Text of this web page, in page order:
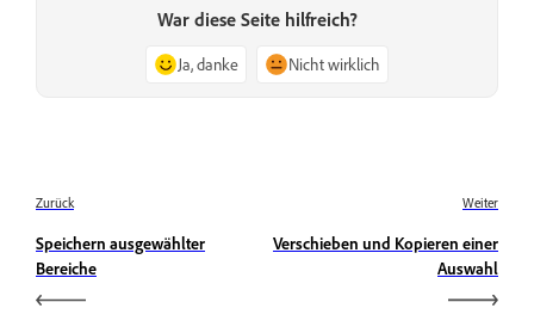
War diese Seite hilfreich?
Ja, danke Nicht wirklich
Zurück
Speichern ausgewählter
Bereiche
Weiter
Verschieben und Kopieren einer
Auswahl